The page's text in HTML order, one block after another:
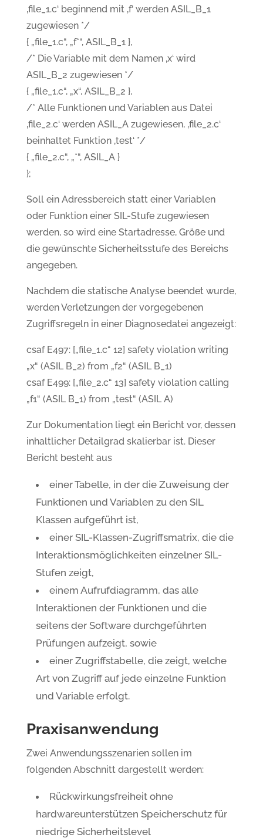
‚file_1.c‘ beginnend mit ‚f‘ werden ASIL_B_1
zugewiesen */
{ „file_1.c“, „f*“, ASIL_B_1 },
/* Die Variable mit dem Namen ‚x‘ wird
ASIL_B_2 zugewiesen */
{ „file_1.c“, „x“, ASIL_B_2 },
/* Alle Funktionen und Variablen aus Datei
‚file_2.c‘ werden ASIL_A zugewiesen, ‚file_2.c‘
beinhaltet Funktion ‚test‘ */
{ „file_2.c“, „*“, ASIL_A }
};
Soll ein Adressbereich statt einer Variablen
oder Funktion einer SIL-Stufe zugewiesen
werden, so wird eine Startadresse, Größe und
die gewünschte Sicherheitsstufe des Bereichs
angegeben.
Nachdem die statische Analyse beendet wurde,
werden Verletzungen der vorgegebenen
Zugriffsregeln in einer Diagnosedatei angezeigt:
csaf E497: [„file_1.c“ 12] safety violation writing
„x“ (ASIL B_2) from „f2“ (ASIL B_1)
csaf E499: [„file_2.c“ 13] safety violation calling
„f1“ (ASIL B_1) from „test“ (ASIL A)
Zur Dokumentation liegt ein Bericht vor, dessen
inhaltlicher Detailgrad skalierbar ist. Dieser
Bericht besteht aus
einer Tabelle, in der die Zuweisung der
Funktionen und Variablen zu den SIL
Klassen aufgeführt ist,
einer SIL-Klassen-Zugriffsmatrix, die die
Interaktionsmöglichkeiten einzelner SIL-
Stufen zeigt,
einem Aufrufdiagramm, das alle
Interaktionen der Funktionen und die
seitens der Software durchgeführten
Prüfungen aufzeigt, sowie
einer Zugriffstabelle, die zeigt, welche
Art von Zugriff auf jede einzelne Funktion
und Variable erfolgt.
Praxisanwendung
Zwei Anwendungsszenarien sollen im
folgenden Abschnitt dargestellt werden:
Rückwirkungsfreiheit ohne
hardwareunterstützen Speicherschutz für
niedrige Sicherheitslevel